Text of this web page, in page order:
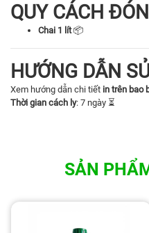
QUY CÁCH
Chai 1 lít📦
HƯỚNG DẪN
Xem hướng dẫn chi tiết in trên bao
Thời gian cách ly: 7 ngày ⏳
SẢN